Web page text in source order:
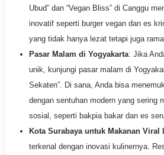
Ubud” dan “Vegan Bliss” di Canggu
inovatif seperti burger vegan dan es
yang tidak hanya lezat tetapi juga
Pasar Malam di Yogyakarta: Jika
unik, kunjungi pasar malam di
Sekaten”. Di sana, Anda bisa
dengan sentuhan modern yang sering
sosial, seperti bakpia bakar dan es
Kota Surabaya untuk Makanan Viral
terkenal dengan inovasi kulinernya.